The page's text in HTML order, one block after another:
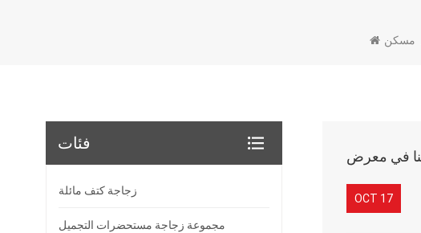
مسكن
OCT 17
فئات
زجاجة كتف مائلة
مجموعة زجاجة مستحضرات التجميل